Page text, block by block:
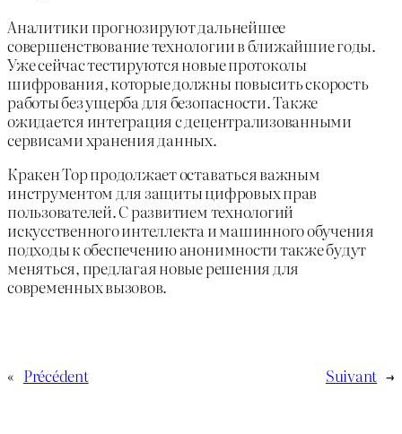
Аналитики прогнозируют дальнейшее
совершенствование технологии в ближайшие годы.
Уже сейчас тестируются новые протоколы
шифрования, которые должны повысить скорость
работы без ущерба для безопасности. Также
ожидается интеграция с децентрализованными
сервисами хранения данных.
Кракен Тор продолжает оставаться важным
инструментом для защиты цифровых прав
пользователей. С развитием технологий
искусственного интеллекта и машинного обучения
подходы к обеспечению анонимности также будут
меняться, предлагая новые решения для
современных вызовов.
« Précédent Suivant →